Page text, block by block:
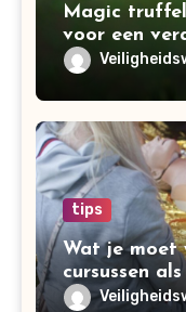
Magic
voor een
tips
Wat je moet
cursussen